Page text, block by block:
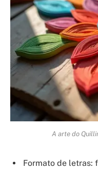
A arte do
Formato de letras: